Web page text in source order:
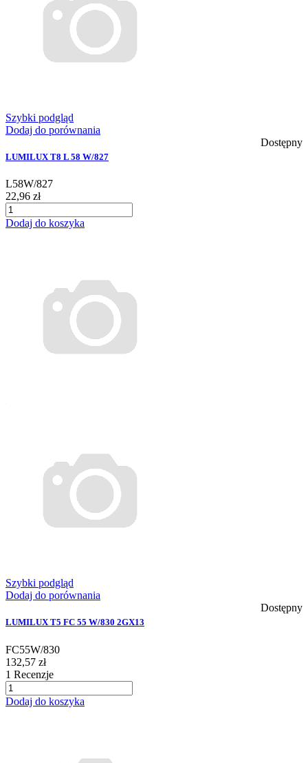
Szybki podgląd
Dodaj do porównania
Dostępny
LUMILUX T8 L 58 W/827
L58W/827
22,96 zł
Dodaj do koszyka
Szybki podgląd
Dodaj do porównania
Dostępny
LUMILUX T5 FC 55 W/830 2GX13
FC55W/830
132,57 zł
1 Recenzje
Dodaj do koszyka